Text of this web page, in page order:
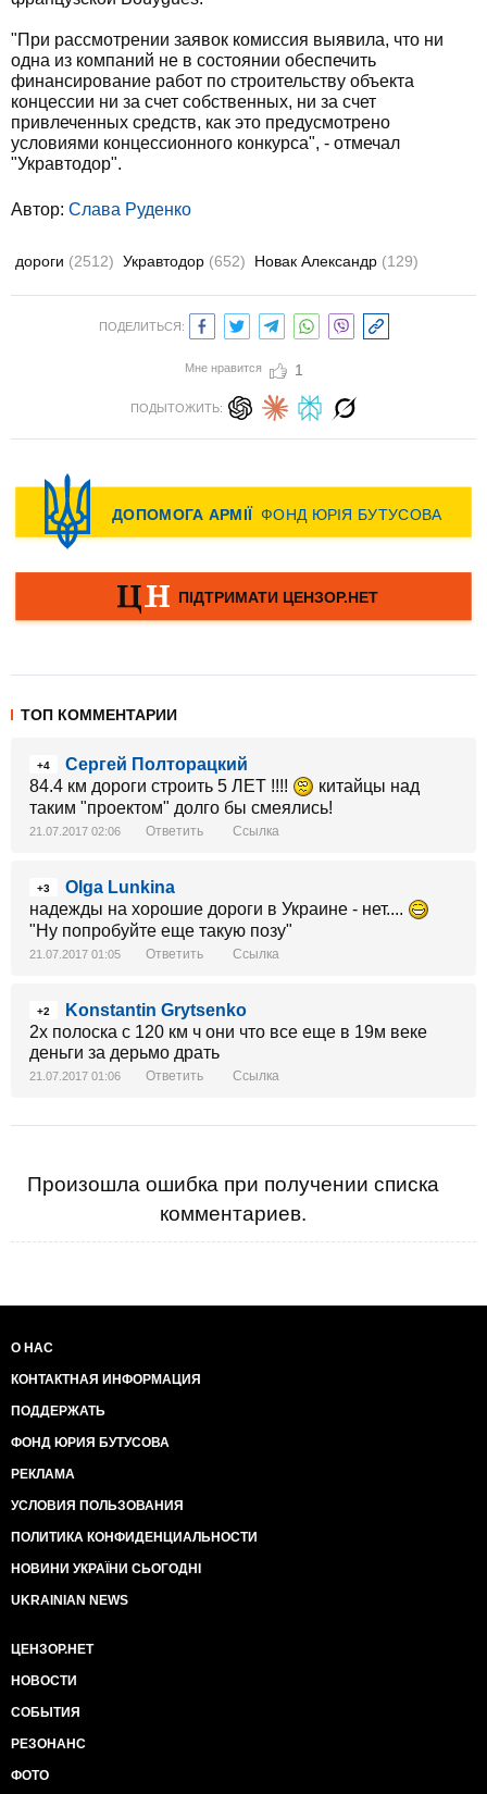
"При рассмотрении заявок комиссия выявила, что ни
одна из компаний не в состоянии обеспечить
финансирование работ по строительству объекта
концессии ни за счет собственных, ни за счет
привлеченных средств, как это предусмотрено
условиями концессионного конкурса", - отмечал
"Укравтодор".
Автор: Слава Руденко
дороги (2512) Укравтодор (652) Новак Александр (129)
ПОДЕЛИТЬСЯ:
Мне нравится 1
ПОДЫТОЖИТЬ:
ТОП КОММЕНТАРИИ
+4
Сергей Полторацкий
84.4 км дороги строить 5 ЛЕТ !!!!
китайцы над
таким "проектом" долго бы смеялись!
21.07.2017 02:06 Ответить Ссылка
+3
Olga Lunkina
надежды на хорошие дороги в Украине - нет....
"Ну попробуйте еще такую позу"
21.07.2017 01:05 Ответить Ссылка
+2
Konstantin Grytsenko
2x полоска с 120 км ч они что все еще в 19м веке
деньги за дерьмо драть
21.07.2017 01:06 Ответить Ссылка
Произошла ошибка при получении списка
комментариев.
О НАС
КОНТАКТНАЯ ИНФОРМАЦИЯ
ПОДДЕРЖАТЬ
ФОНД ЮРИЯ БУТУСОВА
РЕКЛАМА
УСЛОВИЯ ПОЛЬЗОВАНИЯ
ПОЛИТИКА КОНФИДЕНЦИАЛЬНОСТИ
НОВИНИ УКРАЇНИ СЬОГОДНІ
UKRAINIAN NEWS
ЦЕНЗОР.НЕТ
НОВОСТИ
СОБЫТИЯ
РЕЗОНАНС
ФОТО